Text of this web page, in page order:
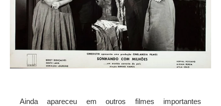
Ainda apareceu em outros filmes importantes